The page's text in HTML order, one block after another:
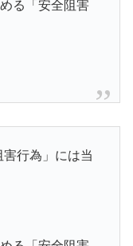
る「安全阻害
行為」には当